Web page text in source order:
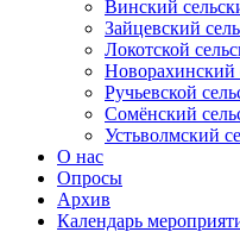
Винский
Зайцевский
Локотской
Новорахинский
Ручьевской
Сомёнский
Устьволмский
О нас
Опросы
Архив
Календарь